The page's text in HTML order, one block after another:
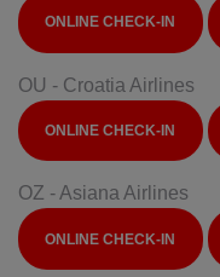
ONLINE CHECK-IN
OU - Croatia Airlines
ONLINE CHECK-IN
OZ - Asiana Airlines
ONLINE CHECK-IN